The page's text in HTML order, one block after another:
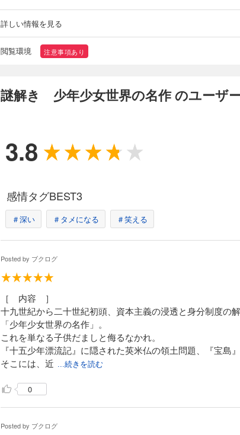
詳しい情報を見る
閲覧環境 注意事項あり
謎解き 少年少女世界の名作 のユーザ
3.8
感情タグBEST3
＃深い ＃タメになる ＃笑える
Posted by ブクログ
［ 内容 ］
十九世紀から二十世紀初頭、資本主義の浸透と身分制度の
「少年少女世界の名作」。
これを単なる子供だましと侮るなかれ。
『十五少年漂流記』に隠された英米仏の領土問題、『宝島
そこには、近 ...続きを読む
0
Posted by ブクログ